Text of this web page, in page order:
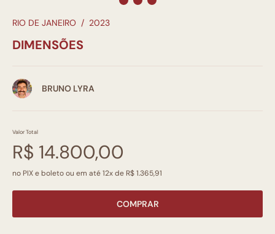
RIO DE JANEIRO / 2023
DIMENSÕES
BRUNO LYRA
Valor Total
R$ 14.800,00
no PIX e boleto ou em até 12x de R$ 1.365,91
COMPRAR